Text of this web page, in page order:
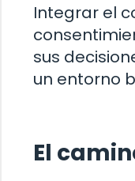
Integrar el
sus
un entorno
El